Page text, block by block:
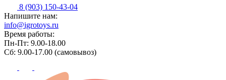
8 (903) 150-43-04
Напишите нам:
info@igrotoys.ru
Время работы:
Пн-Пт: 9.00-18.00
Сб: 9.00-17.00 (самовывоз)